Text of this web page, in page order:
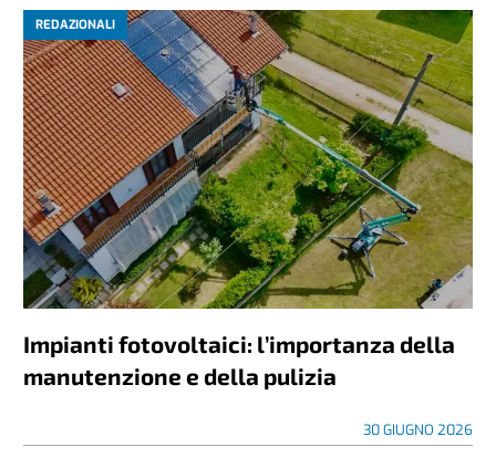
REDAZIONALI
Impianti fotovoltaici: l’importanza della
manutenzione e della pulizia
30 GIUGNO 2026